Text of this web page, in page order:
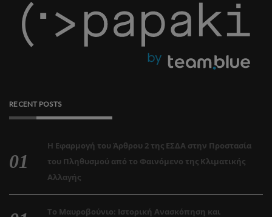
RECENT POSTS
Η Εφαρμογή του Άρθρου 2 της ΕΣΔΑ στην Προστασία
του Πληθυσμού από το Φαινόμενο της Κλιματικής
Αλλαγής
Το Μαυροβούνιο: Ιστορική Ανασκόπηση και